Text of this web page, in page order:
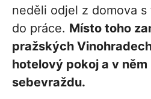
neděli odjel z domova
do práce. Místo toho
pražských
hotelový pokoj a v
sebevraždu.